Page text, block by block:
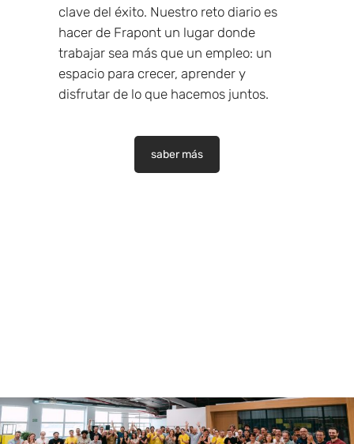
clave del éxito. Nuestro reto diario es
hacer de Frapont un lugar donde
trabajar sea más que un empleo: un
espacio para crecer, aprender y
disfrutar de lo que hacemos juntos.
saber más